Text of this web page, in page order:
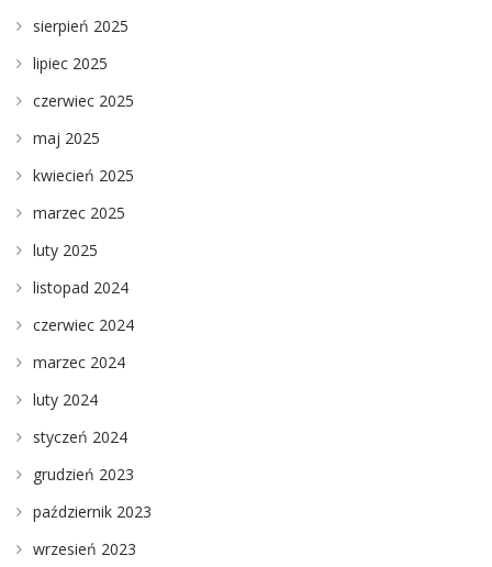
sierpień 2025
lipiec 2025
czerwiec 2025
maj 2025
kwiecień 2025
marzec 2025
luty 2025
listopad 2024
czerwiec 2024
marzec 2024
luty 2024
styczeń 2024
grudzień 2023
październik 2023
wrzesień 2023